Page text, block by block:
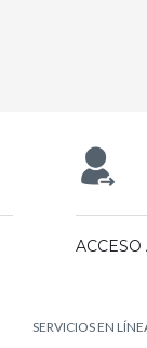
ACCESO
SERVICIOS EN